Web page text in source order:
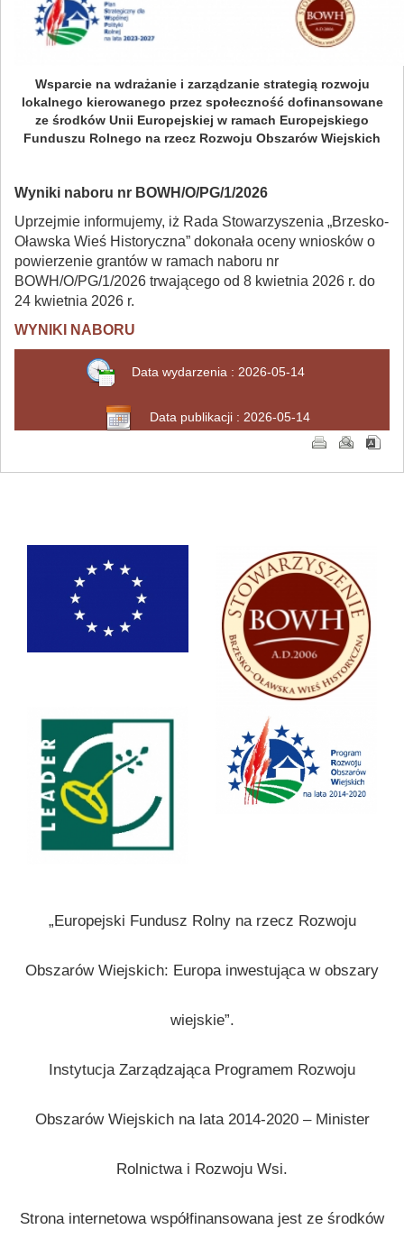
Wsparcie na wdrażanie i zarządzanie strategią rozwoju
lokalnego kierowanego przez społeczność dofinansowane
ze środków Unii Europejskiej w ramach Europejskiego
Funduszu Rolnego na rzecz Rozwoju Obszarów Wiejskich
Wyniki naboru nr BOWH/O/PG/1/2026
Uprzejmie informujemy, iż Rada Stowarzyszenia „Brzesko-
Oławska Wieś Historyczna” dokonała oceny wniosków o
powierzenie grantów w ramach naboru nr
BOWH/O/PG/1/2026 trwającego od 8 kwietnia 2026 r. do
24 kwietnia 2026 r.
WYNIKI NABORU
Data wydarzenia : 2026-05-14
Data publikacji : 2026-05-14
„Europejski Fundusz Rolny na rzecz Rozwoju
Obszarów Wiejskich: Europa inwestująca w obszary
wiejskie”.
Instytucja Zarządzająca Programem Rozwoju
Obszarów Wiejskich na lata 2014-2020 – Minister
Rolnictwa i Rozwoju Wsi.
Strona internetowa współfinansowana jest ze środków